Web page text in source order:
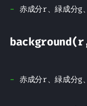
赤成分r、緑成分g
赤成分r、緑成分g